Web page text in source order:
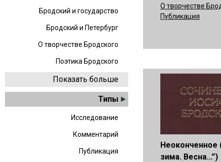
Бродский и государство
Бродский и Петербург
О творчестве Бродского
Поэтика Бродского
Показать больше
Типы
Исследование
Комментарий
Публикация
О творчестве
Публикация
Неоконченное
зима. Весна...”)